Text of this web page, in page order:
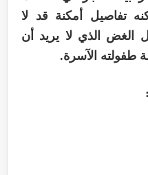
تفاصيل أمكنة قد لا
الغض الذي لا يريد أن
طفولته الآسرة.